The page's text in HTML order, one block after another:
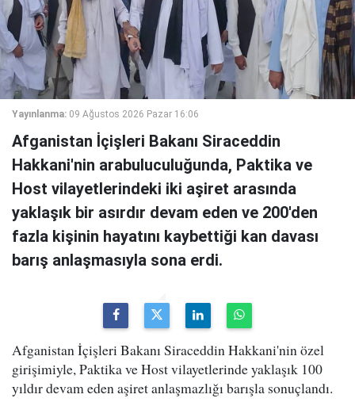
Yayınlanma: 09 Ağustos 2026 Pazar 16:06
Afganistan İçişleri Bakanı Siraceddin
Hakkani'nin arabuluculuğunda, Paktika ve
Host vilayetlerindeki iki aşiret arasında
yaklaşık bir asırdır devam eden ve 200'den
fazla kişinin hayatını kaybettiği kan davası
barış anlaşmasıyla sona erdi.
Afganistan İçişleri Bakanı Siraceddin Hakkani'nin özel
girişimiyle, Paktika ve Host vilayetlerinde yaklaşık 100
yıldır devam eden aşiret anlaşmazlığı barışla sonuçlandı.